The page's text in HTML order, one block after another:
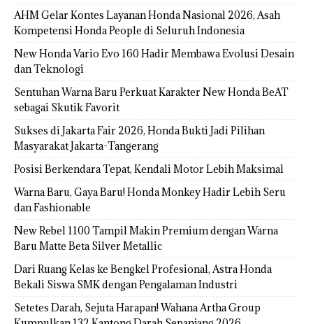
AHM Gelar Kontes Layanan Honda Nasional 2026, Asah
Kompetensi Honda People di Seluruh Indonesia
New Honda Vario Evo 160 Hadir Membawa Evolusi Desain
dan Teknologi
Sentuhan Warna Baru Perkuat Karakter New Honda BeAT
sebagai Skutik Favorit
Sukses di Jakarta Fair 2026, Honda Bukti Jadi Pilihan
Masyarakat Jakarta-Tangerang
Posisi Berkendara Tepat, Kendali Motor Lebih Maksimal
Warna Baru, Gaya Baru! Honda Monkey Hadir Lebih Seru
dan Fashionable
New Rebel 1100 Tampil Makin Premium dengan Warna
Baru Matte Beta Silver Metallic
Dari Ruang Kelas ke Bengkel Profesional, Astra Honda
Bekali Siswa SMK dengan Pengalaman Industri
Setetes Darah, Sejuta Harapan! Wahana Artha Group